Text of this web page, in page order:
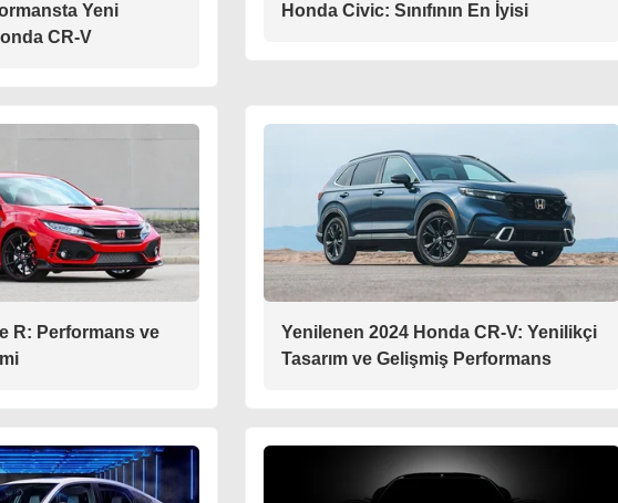
Yeni
CR-V
Honda Civic: Sınıfının En İyisi
R: Performans ve
Yenilenen 2024 Honda CR-V: Yenilikçi
Tasarım ve Gelişmiş Performans